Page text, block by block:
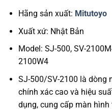
Hãng sản xuất: Mitutoyo
Xuất xứ: Nhật Bản
Model: SJ-500, SV-
2100W4
SJ-500/SV-2100 là dòng
chính xác cao và hiệu
dụng, cung cấp màn